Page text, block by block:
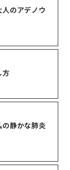
のアデノウ
方
静かな肺炎